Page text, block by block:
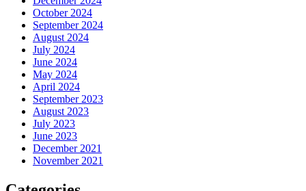
October 2024
September 2024
August 2024
July 2024
June 2024
May 2024
April 2024
September 2023
August 2023
July 2023
June 2023
December 2021
November 2021